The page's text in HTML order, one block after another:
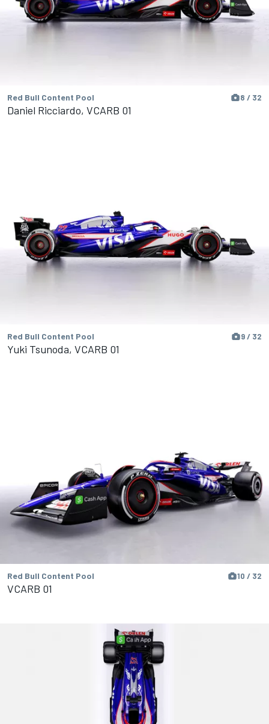
Red Bull Content Pool 8 / 32
Daniel Ricciardo, VCARB 01
Red Bull Content Pool 9 / 32
Yuki Tsunoda, VCARB 01
Red Bull Content Pool 10 / 32
VCARB 01